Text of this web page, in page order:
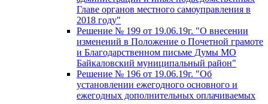
Главе органов местного самоуправления в
2018 году"
Решение № 199 от 19.06.19г. "О внесении
изменений в Положение о Почетной грамоте
и Благодарственном письме Думы МО
Байкаловский муниципальный район"
Решение № 196 от 19.06.19г. "Об
установлении ежегодного основного и
ежегодных дополнительных оплачиваемых